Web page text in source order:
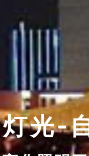
灯光-